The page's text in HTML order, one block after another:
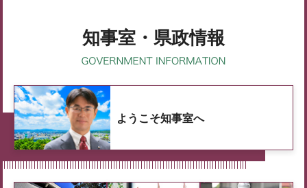
知事室・県政情報
ようこそ知事室へ